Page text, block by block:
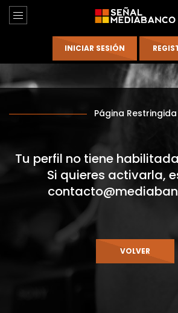
Página Restringida
Tu perfil no tiene
Si quieres activarla,